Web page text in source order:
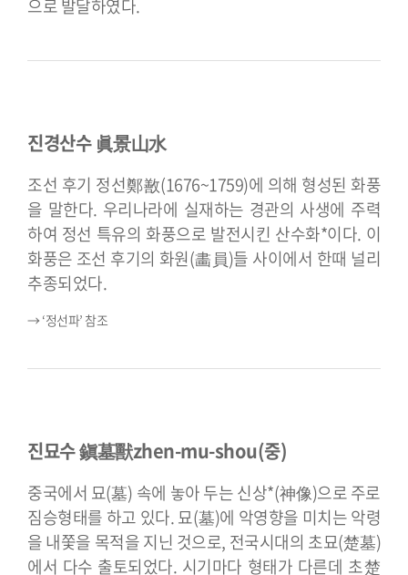
으로 발달하였다.
진경산수 眞景山水
조선 후기 정선鄭敾(1676~1759)에 의해 형성된 화풍
을 말한다. 우리나라에 실재하는 경관의 사생에 주력
하여 정선 특유의 화풍으로 발전시킨 산수화*이다. 이
화풍은 조선 후기의 화원(畵員)들 사이에서 한때 널리
추종되었다.
→ ‘정선파’ 참조
진묘수 鎭墓獸zhen-mu-shou(중)
중국에서 묘(墓) 속에 놓아 두는 신상*(神像)으로 주로
짐승형태를 하고 있다. 묘(墓)에 악영향을 미치는 악령
을 내쫓을 목적을 지닌 것으로, 전국시대의 초묘(楚墓)
에서 다수 출토되었다. 시기마다 형태가 다른데 초楚